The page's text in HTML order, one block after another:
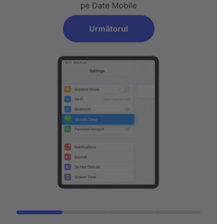
pe Date Mobile
Următorul